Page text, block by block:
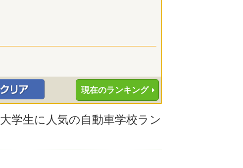
現在のランキング
学生に人気の自動車学校ラン